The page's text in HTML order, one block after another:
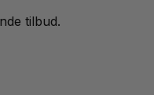
tilbud.